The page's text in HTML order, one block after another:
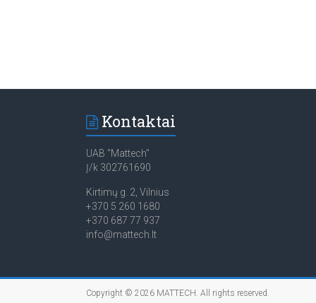
Kontaktai
UAB "Mattech"
Į/k 302761690
Kirtimų g. 2, Vilnius
+370 5 260 1680
+370 687 77 937
info@mattech.lt
Copyright © 2026 MATTECH. All rights reserved.